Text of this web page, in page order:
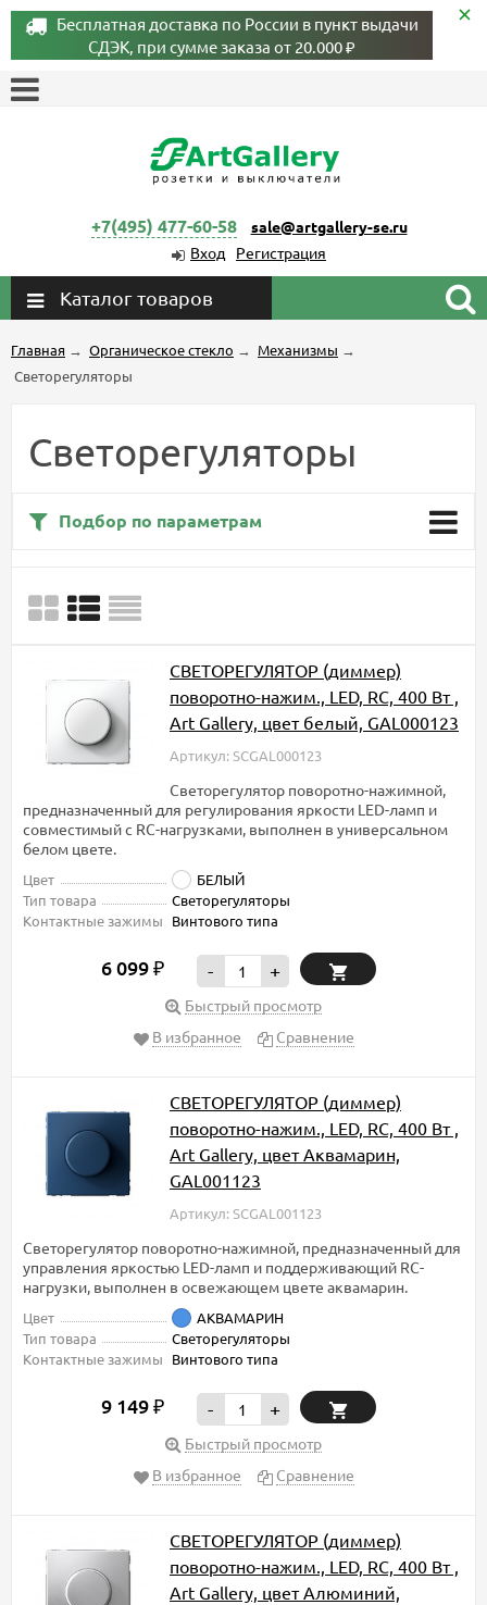
Бесплатная доставка по России в пункт выдачи
СДЭК, при сумме заказа от 20.000 ₽
+7(495) 477-60-58
sale@artgallery-se.ru
Вход
Регистрация
Каталог товаров
Главная → Органическое стекло → Механизмы →
Светорегуляторы
Светорегуляторы
Подбор по параметрам
СВЕТОРЕГУЛЯТОР (диммер)
поворотно-нажим., LED, RC, 400 Вт ,
Art Gallery, цвет белый, GAL000123
Артикул: SCGAL000123
Светорегулятор поворотно-нажимной,
предназначенный для регулирования яркости LED-ламп и
совместимый с RC-нагрузками, выполнен в универсальном
белом цвете.
Цвет
БЕЛЫЙ
Тип товара
Светорегуляторы
Контактные зажимы Винтового типа
6 099 ₽ - +
Быстрый просмотр
В избранное
Сравнение
СВЕТОРЕГУЛЯТОР (диммер)
поворотно-нажим., LED, RC, 400 Вт ,
Art Gallery, цвет Аквамарин,
GAL001123
Артикул: SCGAL001123
Светорегулятор поворотно-нажимной, предназначенный для
управления яркостью LED-ламп и поддерживающий RC-
нагрузки, выполнен в освежающем цвете аквамарин.
Цвет
АКВАМАРИН
Тип товара
Светорегуляторы
Контактные зажимы Винтового типа
9 149 ₽ - +
Быстрый просмотр
В избранное
Сравнение
СВЕТОРЕГУЛЯТОР (диммер)
поворотно-нажим., LED, RC, 400 Вт ,
Art Gallery, цвет Алюминий,